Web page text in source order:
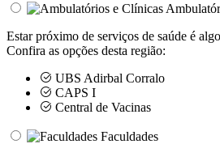
Estar próximo de serviços de saúde é
Confira as opções desta região:
UBS Adirbal Corralo
CAPS I
Central de Vacinas
Faculdades